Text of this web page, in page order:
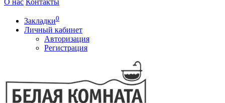
О нас Контакты
Закладки0
Личный кабинет
Авторизация
Регистрация